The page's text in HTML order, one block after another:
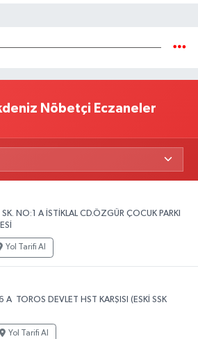
Nöbetçi Eczaneler
NO:1 A İSTİKLAL CD.ÖZGÜR ÇOCUK PARKI
Yol Tarifi Al
TOROS DEVLET HST KARŞISI (ESKİ SSK
Yol Tarifi Al